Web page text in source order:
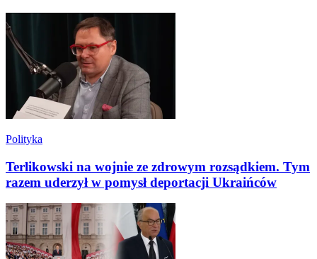
Polityka
Terlikowski na wojnie ze zdrowym rozsądkiem. Tym
razem uderzył w pomysł deportacji Ukraińców